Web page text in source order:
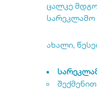
ცალკე
სარეკლამო
ახალი,